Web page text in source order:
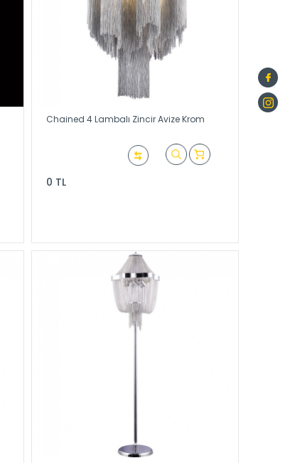
Chained 4 Lambalı Zincir Avize Krom
0 TL